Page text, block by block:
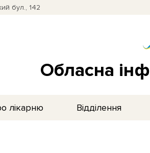
бул., 142
Обласна
лікарню Відділення